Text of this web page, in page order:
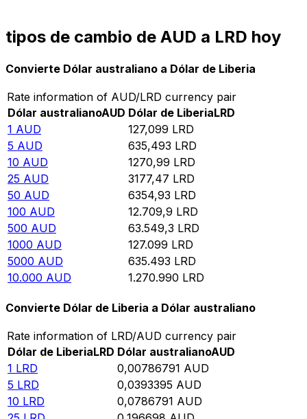
tipos de cambio de AUD a LRD hoy
Convierte Dólar australiano a Dólar de Liberia
Rate information of AUD/LRD currency pair
Dólar australianoAUD Dólar de LiberiaLRD
1 AUD 127,099 LRD
5 AUD 635,493 LRD
10 AUD 1270,99 LRD
25 AUD 3177,47 LRD
50 AUD 6354,93 LRD
100 AUD 12.709,9 LRD
500 AUD 63.549,3 LRD
1000 AUD 127.099 LRD
5000 AUD 635.493 LRD
10.000 AUD 1.270.990 LRD
Convierte Dólar de Liberia a Dólar australiano
Rate information of LRD/AUD currency pair
Dólar de LiberiaLRD Dólar australianoAUD
1 LRD 0,00786791 AUD
5 LRD 0,0393395 AUD
10 LRD 0,0786791 AUD